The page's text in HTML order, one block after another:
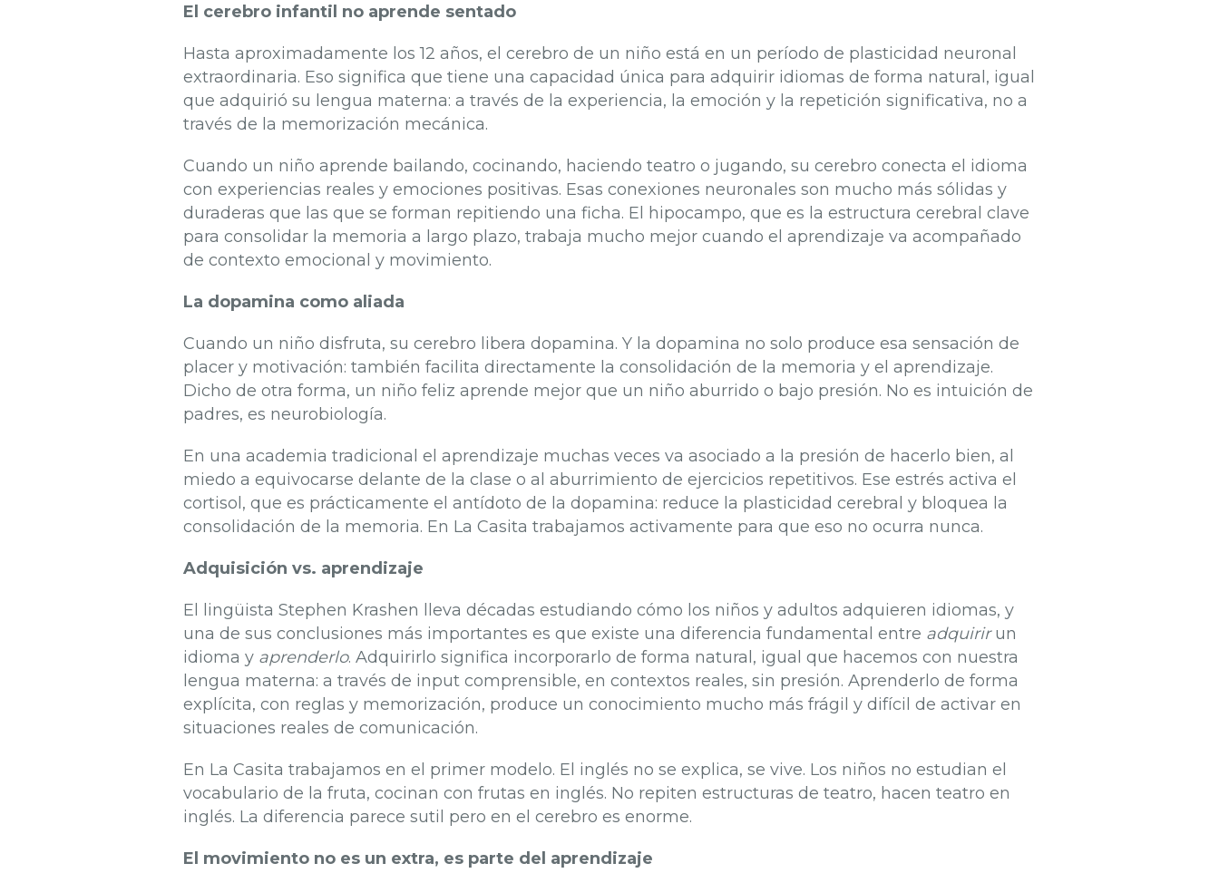
El cerebro infantil no aprende sentado
Hasta aproximadamente los 12 años, el cerebro de un niño está en un período de plasticidad neuronal
extraordinaria. Eso significa que tiene una capacidad única para adquirir idiomas de forma natural, igual
que adquirió su lengua materna: a través de la experiencia, la emoción y la repetición significativa, no a
través de la memorización mecánica.
Cuando un niño aprende bailando, cocinando, haciendo teatro o jugando, su cerebro conecta el idioma
con experiencias reales y emociones positivas. Esas conexiones neuronales son mucho más sólidas y
duraderas que las que se forman repitiendo una ficha. El hipocampo, que es la estructura cerebral clave
para consolidar la memoria a largo plazo, trabaja mucho mejor cuando el aprendizaje va acompañado
de contexto emocional y movimiento.
La dopamina como aliada
Cuando un niño disfruta, su cerebro libera dopamina. Y la dopamina no solo produce esa sensación de
placer y motivación: también facilita directamente la consolidación de la memoria y el aprendizaje.
Dicho de otra forma, un niño feliz aprende mejor que un niño aburrido o bajo presión. No es intuición de
padres, es neurobiología.
En una academia tradicional el aprendizaje muchas veces va asociado a la presión de hacerlo bien, al
miedo a equivocarse delante de la clase o al aburrimiento de ejercicios repetitivos. Ese estrés activa el
cortisol, que es prácticamente el antídoto de la dopamina: reduce la plasticidad cerebral y bloquea la
consolidación de la memoria. En La Casita trabajamos activamente para que eso no ocurra nunca.
Adquisición vs. aprendizaje
El lingüista Stephen Krashen lleva décadas estudiando cómo los niños y adultos adquieren idiomas, y
una de sus conclusiones más importantes es que existe una diferencia fundamental entre adquirirun
idioma y aprenderlo. Adquirirlo significa incorporarlo de forma natural, igual que hacemos con nuestra
lengua materna: a través de input comprensible, en contextos reales, sin presión. Aprenderlo de forma
explícita, con reglas y memorización, produce un conocimiento mucho más frágil y difícil de activar en
situaciones reales de comunicación.
En La Casita trabajamos en el primer modelo. El inglés no se explica, se vive. Los niños no estudian el
vocabulario de la fruta, cocinan con frutas en inglés. No repiten estructuras de teatro, hacen teatro en
inglés. La diferencia parece sutil pero en el cerebro es enorme.
El movimiento no es un extra, es parte del aprendizaje